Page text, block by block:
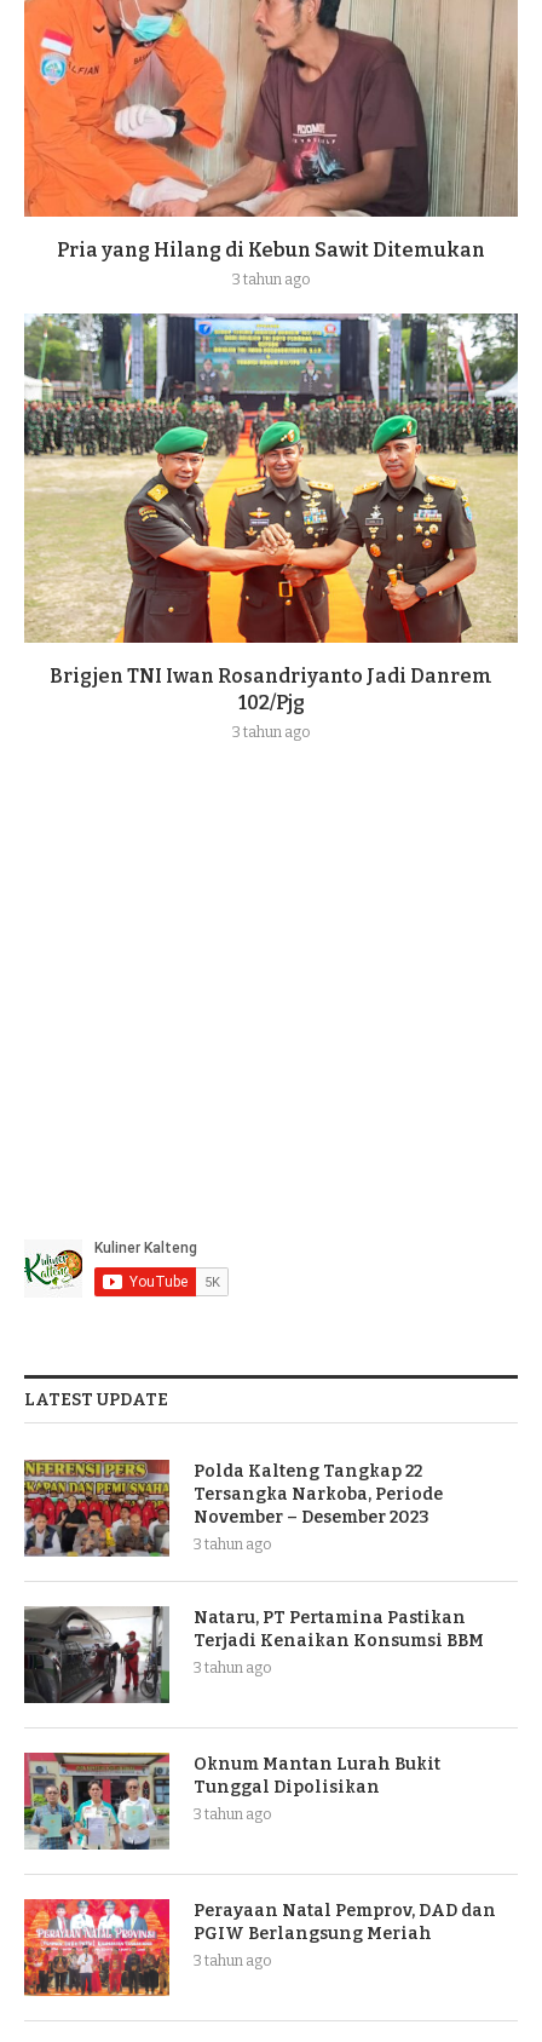
Pria yang Hilang di Kebun Sawit Ditemukan
3 tahun ago
Brigjen TNI Iwan Rosandriyanto Jadi Danrem
102/Pjg
3 tahun ago
LATEST UPDATE
Polda Kalteng Tangkap 22
Tersangka Narkoba, Periode
November – Desember 2023
3 tahun ago
Nataru, PT Pertamina Pastikan
Terjadi Kenaikan Konsumsi BBM
3 tahun ago
Oknum Mantan Lurah Bukit
Tunggal Dipolisikan
3 tahun ago
Perayaan Natal Pemprov, DAD dan
PGIW Berlangsung Meriah
3 tahun ago